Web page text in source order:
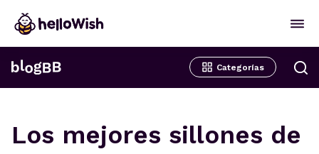
Categorías
Los mejores sillones de